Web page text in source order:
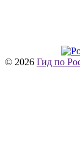
© 2026 Гид по